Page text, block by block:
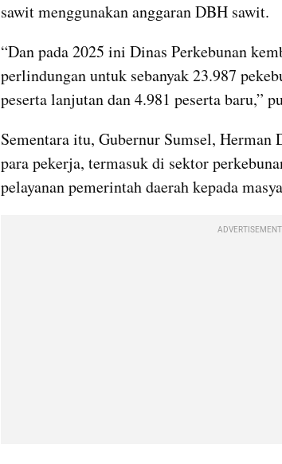
sawit menggunakan anggaran DBH sawit.
“Dan pada 2025 ini Dinas Perkebunan
perlindungan untuk sebanyak 23.987
peserta lanjutan dan 4.981 peserta baru,”
Sementara itu, Gubernur Sumsel, Herman
para pekerja, termasuk di sektor
pelayanan pemerintah daerah kepada
ADVERTISEMENT